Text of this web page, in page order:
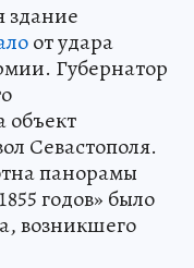
здание
от удара
Губернатор
объект
Севастополя.
панорамы
годов» было
возникшего